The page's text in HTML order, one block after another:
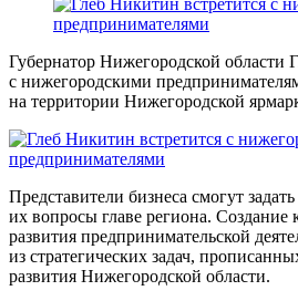
Губернатор Нижегородской области
с нижегородскими
на территории Нижегородской
Представители бизнеса смогут
их вопросы главе региона.
развития предпринимательской
из стратегических задач,
развития Нижегородской области.